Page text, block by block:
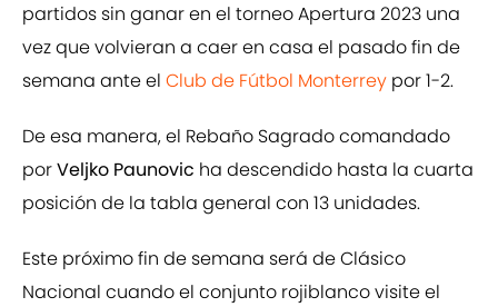
partidos sin ganar en el torneo Apertura 2023 una
vez que volvieran a caer en casa el pasado fin de
semana ante el Club de Fútbol Monterrey por 1-2.
De esa manera, el Rebaño Sagrado comandado
porVeljko Paunovic ha descendido hasta la cuarta
posición de la tabla general con 13 unidades.
Este próximo fin de semana será de Clásico
Nacional cuando el conjunto rojiblanco visite el